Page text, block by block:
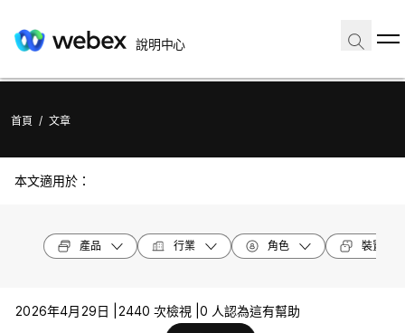
說明中心
首頁 / 文章
本文適用於：
產品 行業 角色 裝置機型
2026年4月29日 | 2440 次檢視 | 0 人認為這有幫助